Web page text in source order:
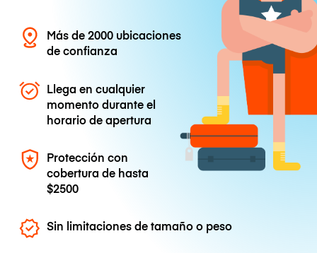
Más de 2000 ubicaciones
de confianza
Llega en cualquier
momento durante el
horario de apertura
Protección con
cobertura de hasta
$2500
Sin limitaciones de tamaño o peso